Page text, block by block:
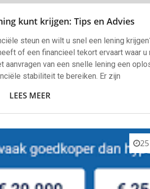
kunt krijgen: Tips en Advies
steun en wilt u snel een lening
of een financieel tekort ervaart waar u
aanvragen van een snelle lening een
stabiliteit te bereiken. Er zijn
LEES MEER